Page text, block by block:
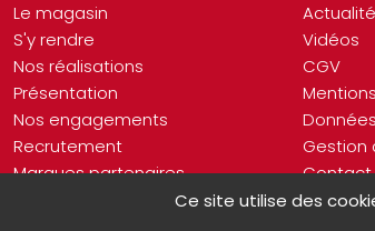
Le magasin
S'y rendre
Nos réalisations
Présentation
Nos engagements
Recrutement
Marques partenaires
Vidéos
CGV
Gestion
Contact
Ce site utilise des